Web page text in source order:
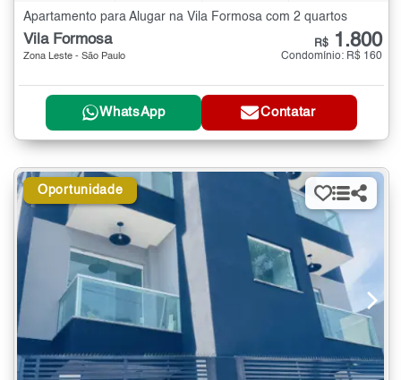
Apartamento para Alugar na Vila Formosa com 2 quartos
Vila Formosa
Zona Leste - São Paulo
R$ 1.800
Condomínio: R$ 160
WhatsApp Contatar
Oportunidade